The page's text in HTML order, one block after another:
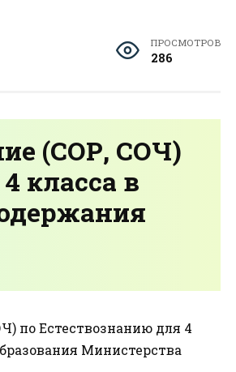
ПРОСМОТРОВ
286
(СОР, СОЧ)
класса в
по Естествознанию для 4
Министерства